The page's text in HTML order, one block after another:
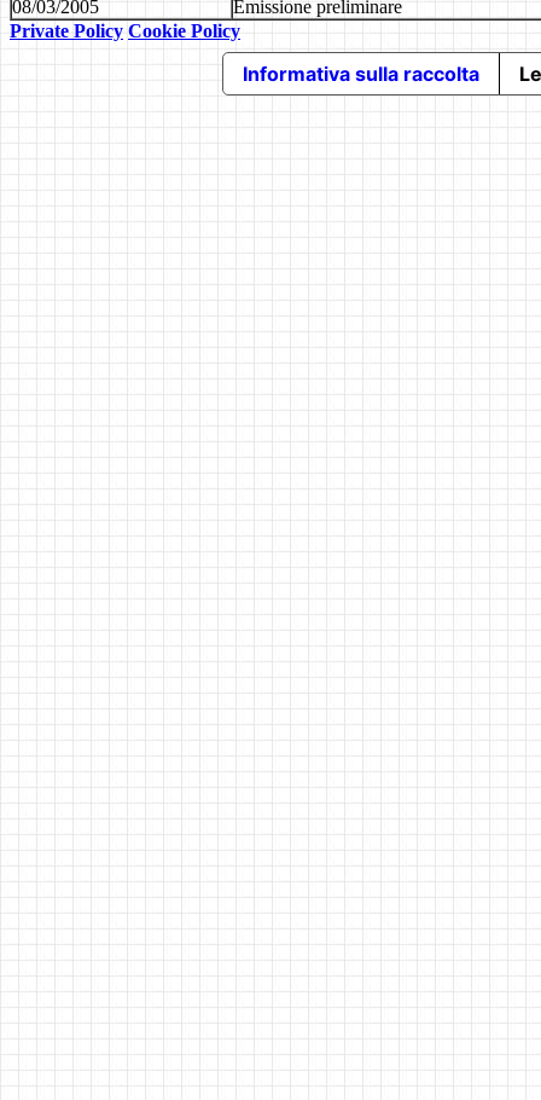
08/03/2005
Emissione preliminare
Private Policy Cookie Policy
Informativa sulla raccolta